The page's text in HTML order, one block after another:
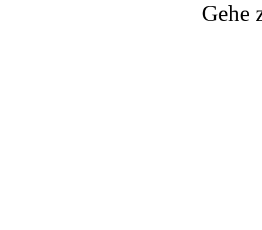
Gehe